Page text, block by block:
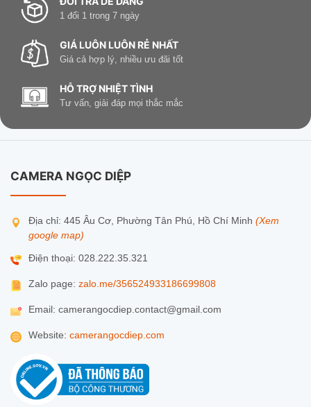
1 đổi 1 trong 7 ngày
GIÁ LUÔN LUÔN RẺ NHẤT
Giá cả hợp lý, nhiều ưu đãi tốt
HỖ TRỢ NHIỆT TÌNH
Tư vấn, giải đáp mọi thắc mắc
CAMERA NGỌC DIỆP
Địa chỉ: 445 Âu Cơ, Phường Tân Phú, Hồ Chí Minh (Xem
google map)
Điện thoại: 028.222.35.321
Zalo page: zalo.me/356524933186699808
Email: camerangocdiep.contact@gmail.com
Website: camerangocdiep.com